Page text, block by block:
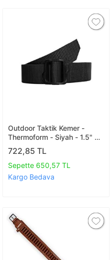
Outdoor Taktik Kemer -
Thermoform - Siyah - 1.5" 38
Mm 120 Cm
722,85 TL
Sepette 650,57 TL
Kargo Bedava